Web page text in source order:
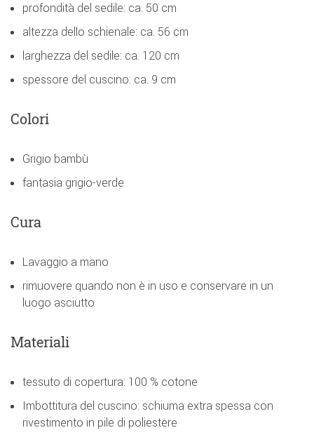
profondità del sedile: ca. 50 cm
altezza dello schienale: ca. 56 cm
larghezza del sedile: ca. 120 cm
spessore del cuscino: ca. 9 cm
Colori
Grigio bambù
fantasia grigio-verde
Cura
Lavaggio a mano
rimuovere quando non è in uso e conservare in un
luogo asciutto
Materiali
tessuto di copertura: 100 % cotone
Imbottitura del cuscino: schiuma extra spessa con
rivestimento in pile di poliestere